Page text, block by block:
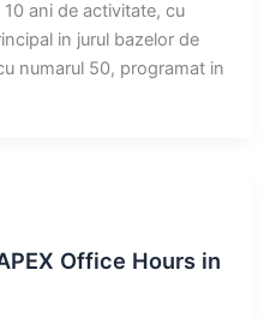
ani de activitate, cu
in jurul bazelor de
numarul 50, programat in
Office Hours in